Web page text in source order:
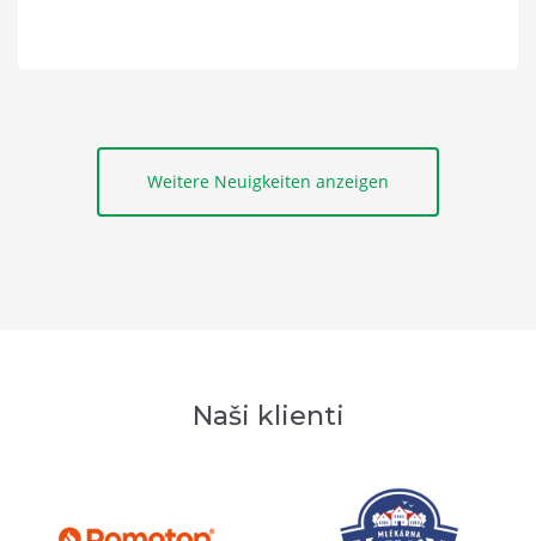
Weitere Neuigkeiten anzeigen
Naši klienti